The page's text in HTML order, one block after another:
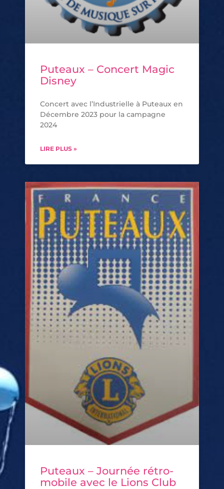
Puteaux – Concert Magic
Disney
Concert avec l’Industrielle à Puteaux en
Décembre 2023 pour la campagne
2024
LIRE PLUS »
Puteaux – Journée rétro-
mobile avec le Lions Club